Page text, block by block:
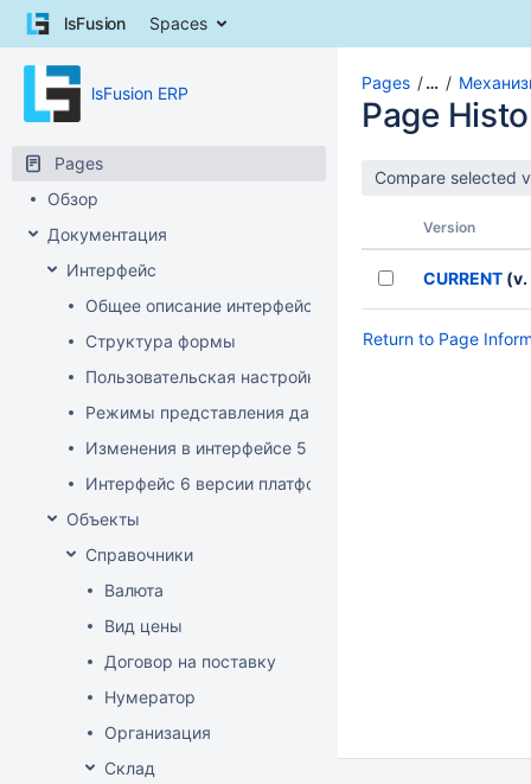
Skip
breadcrumbs
Skip
header
lsFusion Spaces
lsFusion ERP
Pages
Обзор
Документация
Интерфейс
Общее описание интерфейса клиента
Структура формы
Пользовательская настройка интерфейса
Режимы представления данных
Изменения в интерфейсе 5 версии платформы
Интерфейс 6 версии платформы
Объекты
Справочники
Валюта
Вид цены
Договор на поставку
Нумератор
Организация
Склад
Pages …
Page
Version
CURRENT (v.
Return to Page